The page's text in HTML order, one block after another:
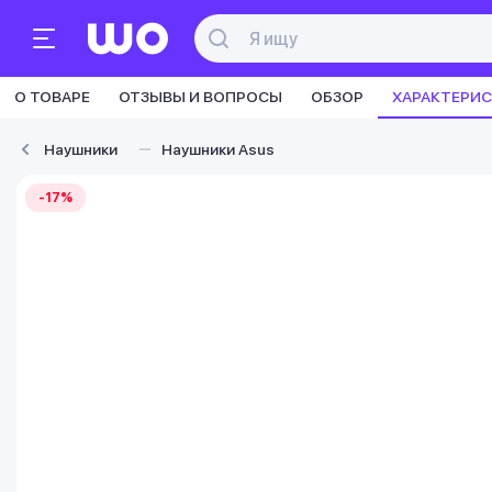
О ТОВАРЕ ОТЗЫВЫ И ВОПРОСЫ ОБЗОР
Наушники Наушники Asus
-17%